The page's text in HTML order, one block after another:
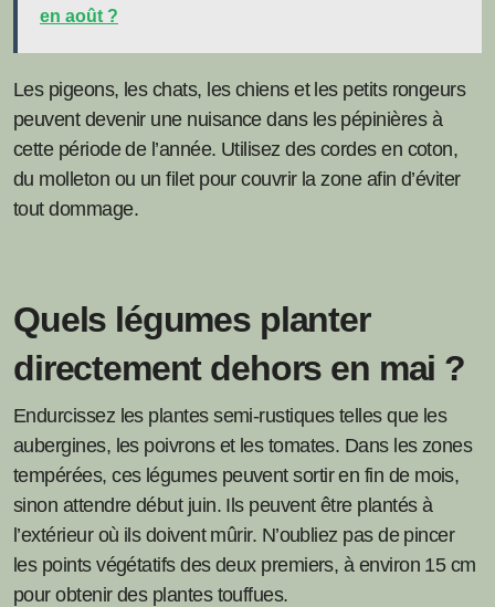
en août ?
Les pigeons, les chats, les chiens et les petits rongeurs
peuvent devenir une nuisance dans les pépinières à
cette période de l’année. Utilisez des cordes en coton,
du molleton ou un filet pour couvrir la zone afin d’éviter
tout dommage.
Quels légumes planter
directement dehors en mai ?
Endurcissez les plantes semi-rustiques telles que les
aubergines, les poivrons et les tomates. Dans les zones
tempérées, ces légumes peuvent sortir en fin de mois,
sinon attendre début juin. Ils peuvent être plantés à
l’extérieur où ils doivent mûrir. N’oubliez pas de pincer
les points végétatifs des deux premiers, à environ 15 cm
pour obtenir des plantes touffues.